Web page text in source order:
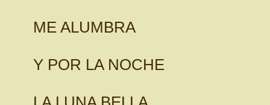
ME ALUMBRA
Y POR LA NOCHE